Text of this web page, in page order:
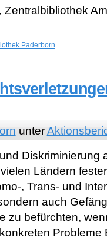
Paderborn
unter
Diskriminierung
Ländern
, Trans- und
auch
zu befürchten,
Probleme